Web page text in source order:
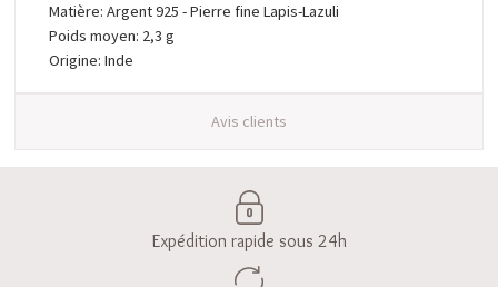
Matière: Argent 925 - Pierre fine Lapis-Lazuli
Poids moyen: 2,3 g
Origine: Inde
Avis clients
Expédition rapide sous 24h